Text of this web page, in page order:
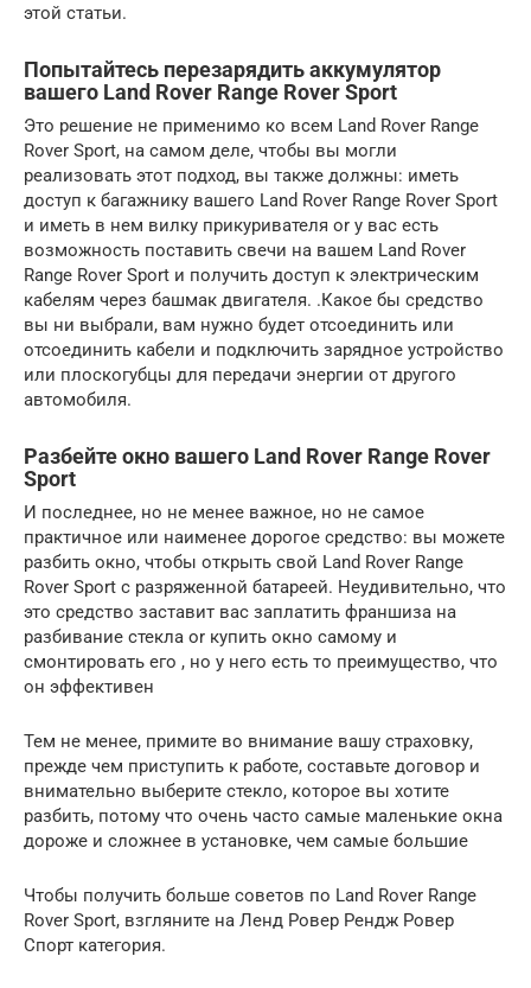
этой статьи.
Попытайтесь перезарядить аккумулятор
вашего Land Rover Range Rover Sport
Это решение не применимо ко всем Land Rover Range
Rover Sport, на самом деле, чтобы вы могли
реализовать этот подход, вы также должны: иметь
доступ к багажнику вашего Land Rover Range Rover Sport
и иметь в нем вилку прикуривателя or у вас есть
возможность поставить свечи на вашем Land Rover
Range Rover Sport и получить доступ к электрическим
кабелям через башмак двигателя. .Какое бы средство
вы ни выбрали, вам нужно будет отсоединить или
отсоединить кабели и подключить зарядное устройство
или плоскогубцы для передачи энергии от другого
автомобиля.
Разбейте окно вашего Land Rover Range Rover
Sport
И последнее, но не менее важное, но не самое
практичное или наименее дорогое средство: вы можете
разбить окно, чтобы открыть свой Land Rover Range
Rover Sport с разряженной батареей. Неудивительно, что
это средство заставит вас заплатить франшиза на
разбивание стекла or купить окно самому и
смонтировать его , но у него есть то преимущество, что
он эффективен
Тем не менее, примите во внимание вашу страховку,
прежде чем приступить к работе, составьте договор и
внимательно выберите стекло, которое вы хотите
разбить, потому что очень часто самые маленькие окна
дороже и сложнее в установке, чем самые большие
Чтобы получить больше советов по Land Rover Range
Rover Sport, взгляните на Ленд Ровер Рендж Ровер
Спорт категория.